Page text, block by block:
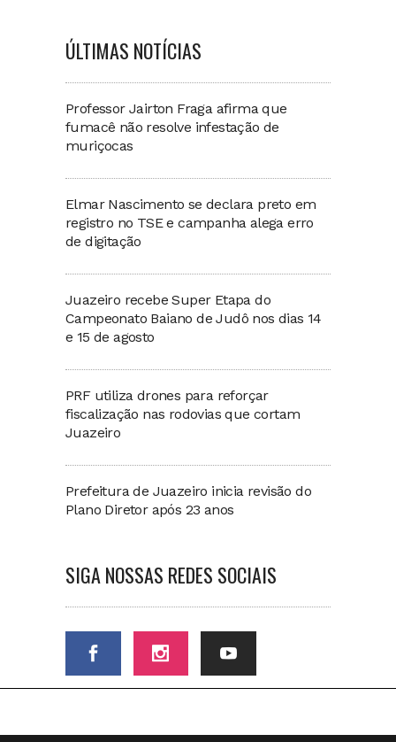
ÚLTIMAS NOTÍCIAS
Professor Jairton Fraga afirma que
fumacê não resolve infestação de
muriçocas
Elmar Nascimento se declara preto em
registro no TSE e campanha alega erro
de digitação
Juazeiro recebe Super Etapa do
Campeonato Baiano de Judô nos dias 14
e 15 de agosto
PRF utiliza drones para reforçar
fiscalização nas rodovias que cortam
Juazeiro
Prefeitura de Juazeiro inicia revisão do
Plano Diretor após 23 anos
SIGA NOSSAS REDES SOCIAIS